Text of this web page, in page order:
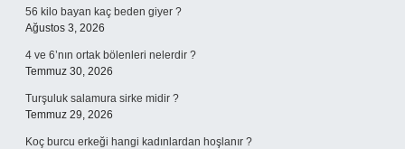
56 kilo bayan kaç beden giyer ?
Ağustos 3, 2026
4 ve 6’nın ortak bölenleri nelerdir ?
Temmuz 30, 2026
Turşuluk salamura sirke midir ?
Temmuz 29, 2026
Koç burcu erkeği hangi kadınlardan hoşlanır ?